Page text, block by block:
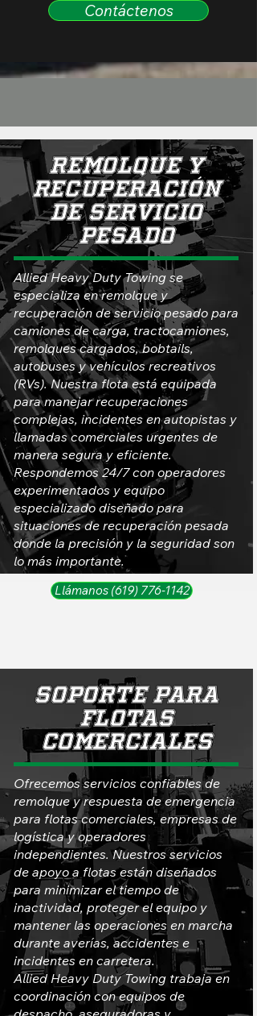
Contáctenos
Remolque y
recuperación
de servicio
pesado
Allied Heavy Duty Towing se
especializa en remolque y
recuperación de servicio pesado para
camiones de carga, tractocamiones,
remolques cargados, bobtails,
autobuses y vehículos recreativos
(RVs). Nuestra flota está equipada
para manejar recuperaciones
complejas, incidentes en autopistas y
llamadas comerciales urgentes de
manera segura y eficiente.
Respondemos 24/7 con operadores
experimentados y equipo
especializado diseñado para
situaciones de recuperación pesada
donde la precisión y la seguridad son
lo más importante.
Llámanos (619) 776-1142
Soporte para
flotas
comerciales
Ofrecemos servicios confiables de
remolque y respuesta de emergencia
para flotas comerciales, empresas de
logística y operadores
independientes. Nuestros servicios
de apoyo a flotas están diseñados
para minimizar el tiempo de
inactividad, proteger el equipo y
mantener las operaciones en marcha
durante averías, accidentes e
incidentes en carretera.
Allied Heavy Duty Towing trabaja en
coordinación con equipos de